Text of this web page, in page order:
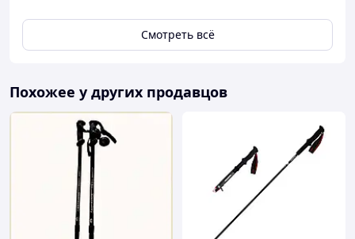
Смотреть всё
Похожее у других продавцов